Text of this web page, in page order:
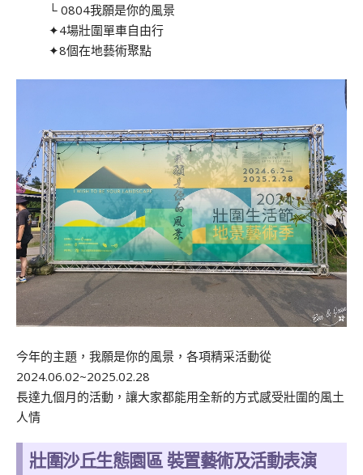
└ 0804我願是你的風景
✦4場壯圍單車自由行
✦8個在地藝術聚點
今年的主題，我願是你的風景，各項精采活動從
2024.06.02~2025.02.28
長達九個月的活動，讓大家都能用全新的方式感受壯圍的風土
人情
壯圍沙丘生態園區 裝置藝術及活動表演